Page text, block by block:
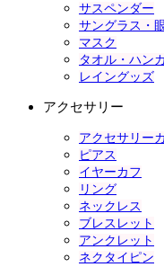
サスペンダー
サングラス・
マスク
タオル・ハン
レイングッズ
アクセサリー
アクセサリー
ピアス
イヤーカフ
リング
ネックレス
ブレスレット
アンクレット
ネクタイピン